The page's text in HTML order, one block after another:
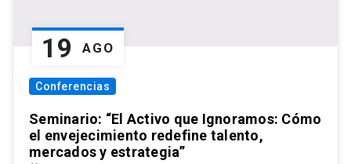
19 AGO
Conferencias
Seminario: “El Activo que Ignoramos: Cómo
el envejecimiento redefine talento,
mercados y estrategia”